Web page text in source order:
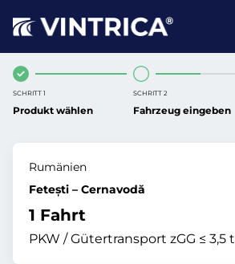
SCHRITT 1
Produkt wählen
SCHRITT 2
Fahrzeug eingeben
Rumänien
Fetești – Cernavodă
1 Fahrt
PKW / Gütertransport zGG ≤ 3,5 t